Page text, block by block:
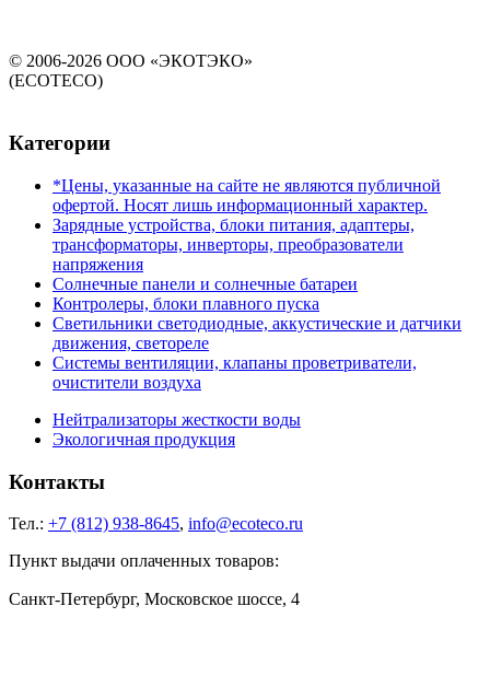
© 2006-2026 ООО «ЭКОТЭКО»
(ECOTECO)
Категории
*Цены, указанные на сайте не являются публичной
офертой. Носят лишь информационный характер.
Зарядные устройства, блоки питания, адаптеры,
трансформаторы, инверторы, преобразователи
напряжения
Солнечные панели и солнечные батареи
Контролеры, блоки плавного пуска
Светильники светодиодные, аккустические и датчики
движения, светореле
Системы вентиляции, клапаны проветриватели,
очистители воздуха
Нейтрализаторы жесткости воды
Экологичная продукция
Контакты
Тел.: +7 (812) 938-8645, info@ecoteco.ru
Пункт выдачи оплаченных товаров:
Санкт-Петербург, Московское шоссе, 4